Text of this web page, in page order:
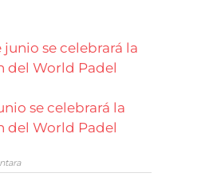
se celebrará la
del World Padel